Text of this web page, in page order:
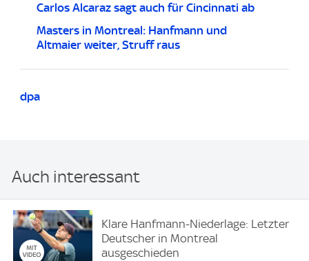
Carlos Alcaraz sagt auch für Cincinnati ab
Masters in Montreal: Hanfmann und
Altmaier weiter, Struff raus
dpa
Auch interessant
Klare Hanfmann-Niederlage: Letzter
Deutscher in Montreal
ausgeschieden